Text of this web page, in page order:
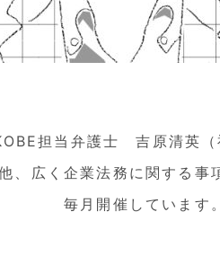
担当弁護士 吉原清英（
、広く企業法務に関する事
毎月開催しています